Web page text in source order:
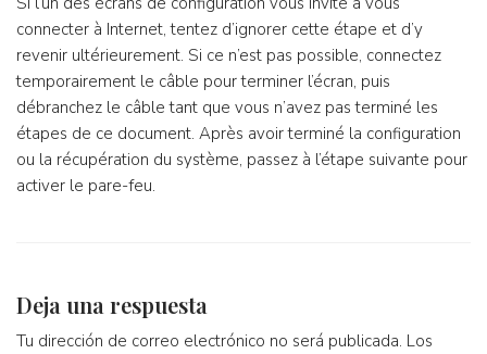
connecter à Internet, tentez d’ignorer cette étape et d’y
revenir ultérieurement. Si ce n’est pas possible, connectez
temporairement le câble pour terminer l’écran, puis
débranchez le câble tant que vous n’avez pas terminé les
étapes de ce document. Après avoir terminé la configuration
ou la récupération du système, passez à l’étape suivante pour
activer le pare-feu.
Deja una respuesta
Tu dirección de correo electrónico no será publicada. Los